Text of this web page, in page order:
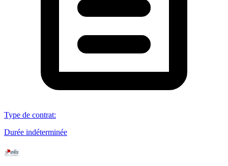
Type de contrat:
Durée indéterminée